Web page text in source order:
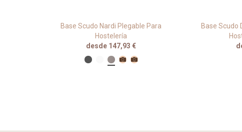
Base Scudo Nardi Plegable Para
Hostelería
desde 147,93 €
Base Scudo